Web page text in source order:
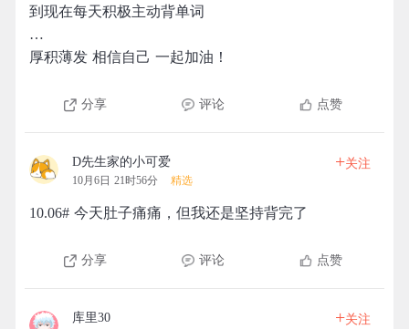
到现在每天积极主动背单词
…
厚积薄发 相信自己 一起加油！
分享 评论 点赞
D先生家的小可爱
10月6日 21时56分 精选
+关注
10.06# 今天肚子痛痛，但我还是坚持背完了
分享 评论 点赞
库里30 +关注